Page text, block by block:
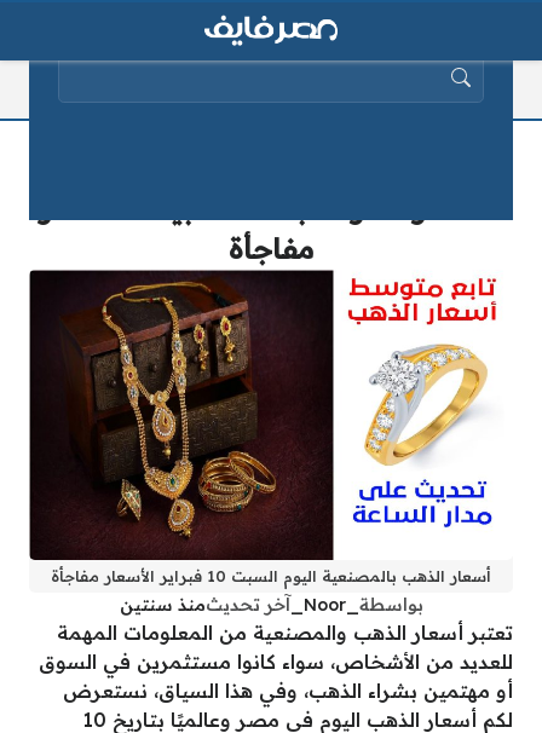
مفاجأة
أسعار الذهب بالمصنعية اليوم السبت 10 فبراير الأسعار مفاجأة
بواسطة _Noor_ آخر تحديثمنذ سنتين
تعتبر أسعار الذهب والمصنعية من المعلومات المهمة
للعديد من الأشخاص، سواء كانوا مستثمرين في السوق
أو مهتمين بشراء الذهب، وفي هذا السياق، نستعرض
لكم أسعار الذهب اليوم في مصر وعالميًا بتاريخ 10
البحث عن: